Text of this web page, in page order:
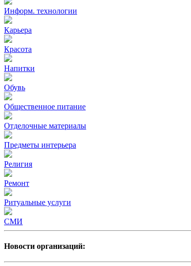
Информ. технологии
Карьера
Красота
Напитки
Обувь
Общественное питание
Отделочные материалы
Предметы интерьера
Религия
Ремонт
Ритуальные услуги
СМИ
Новости организаций: